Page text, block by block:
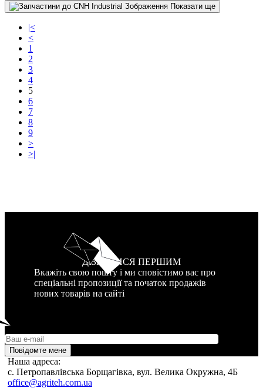
Показати ще
|<
<
1
2
3
4
5
6
7
8
9
>
>|
ДІЗНАТИСЯ ПЕРШИМ
Вкажіть свою пошту і ми сповістимо вас про
спеціальні пропозиції та початок продажів
нових товарів на сайті
Повідомте мене
Наша адреса:
c. Петропавлівська Борщагівка, вул. Велика Окружна, 4Б
office@agriteh.com.ua